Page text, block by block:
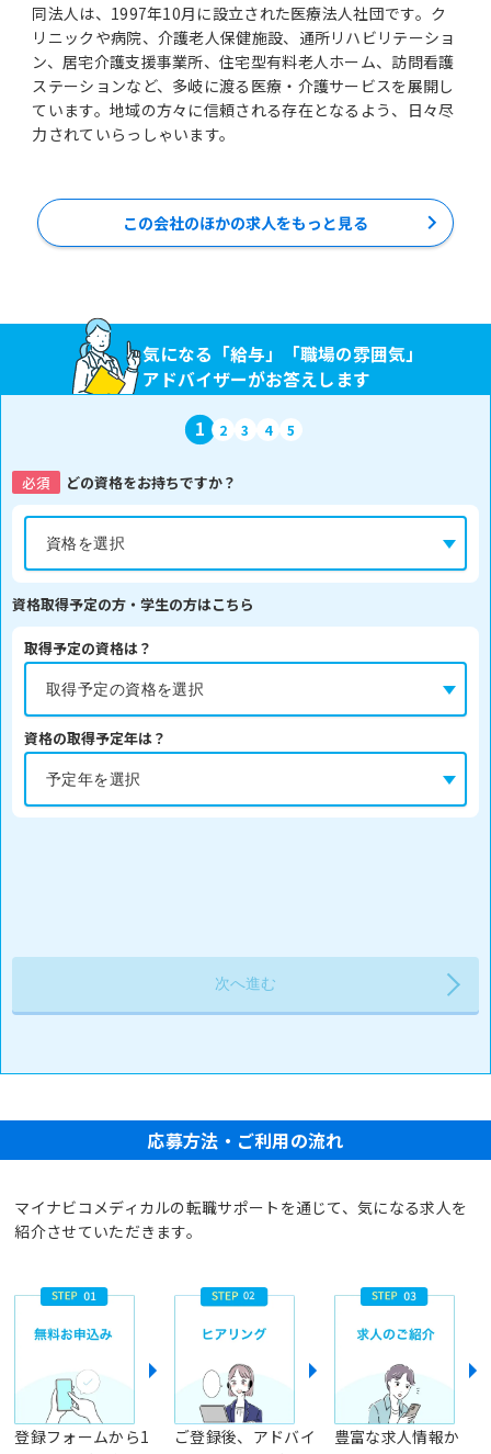
同法人は、1997年10月に設立された医療法人社団です。ク
リニックや病院、介護老人保健施設、通所リハビリテーショ
ン、居宅介護支援事業所、住宅型有料老人ホーム、訪問看護
ステーションなど、多岐に渡る医療・介護サービスを展開し
ています。地域の方々に信頼される存在となるよう、日々尽
力されていらっしゃいます。
この会社のほかの求人をもっと見る
気になる「給与」「職場の雰囲気」
アドバイザーがお答えします
1 2 3 4 5
必須 どの資格をお持ちですか？
資格取得予定の方・学生の方はこちら
取得予定の資格は？
資格の取得予定年は？
応募方法・ご利用の流れ
マイナビコメディカルの転職サポートを通じて、気になる求人を
紹介させていただきます。
登録フォームから1
ご登録後、アドバイ
豊富な求人情報か